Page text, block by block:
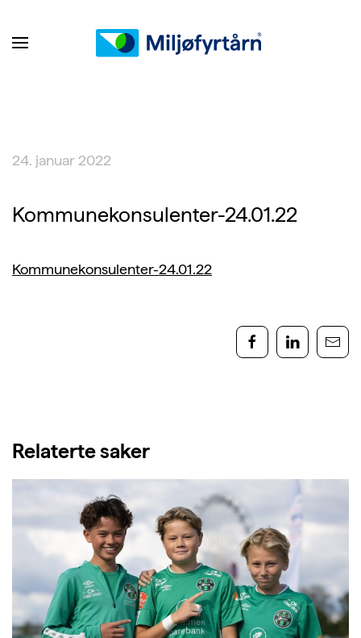
24. januar 2022
Kommunekonsulenter-24.01.22
Kommunekonsulenter-24.01.22
Relaterte saker